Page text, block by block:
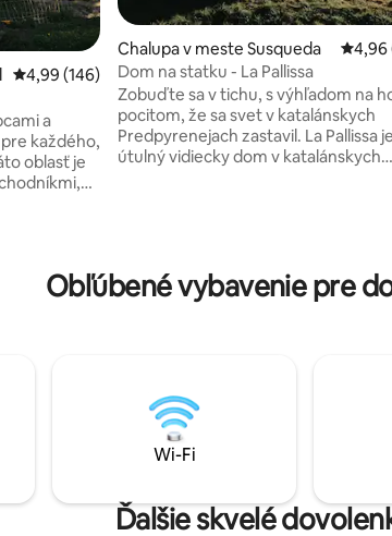
Priemerné ohodnotenie 4,99 z 5, počet hodnotení:
4,99 (146)
a
každého,
oblasť je
Chalupa v meste Susqueda
4,96
Dom na statku - La Pallissa
Zobuďte sa v tichu, s výhľadom na
pocitom, že sa svet v katalánskych
Predpyrenejach zastavil. La Pallissa je
útulný vidiecky dom v katalánskych
plynú pomaly uprostred prírody,
čerstvého vzduchu a
Obľúbené vybavenie pre
Wi-Fi
Ďalšie skvelé